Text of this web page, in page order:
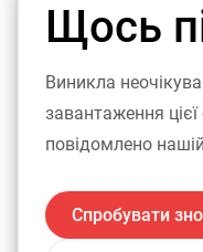
Щось
Виникла
завантаження
повідомлено
Спробувати